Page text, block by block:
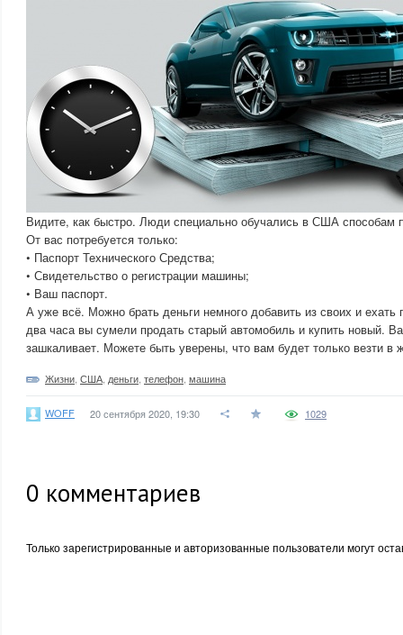
Видите, как быстро. Люди специально обучались в США способам
От вас потребуется только:
• Паспорт Технического Средства;
• Свидетельство о регистрации машины;
• Ваш паспорт.
А уже всё. Можно брать деньги немного добавить из своих и
два часа вы сумели продать старый автомобиль и купить новый.
зашкаливает. Можете быть уверены, что вам будет только везти в
Жизни США деньги телефон машина
WOFF 20 сентября 2020, 19:30 1029
0 комментариев
Только зарегистрированные и авторизованные пользователи могут